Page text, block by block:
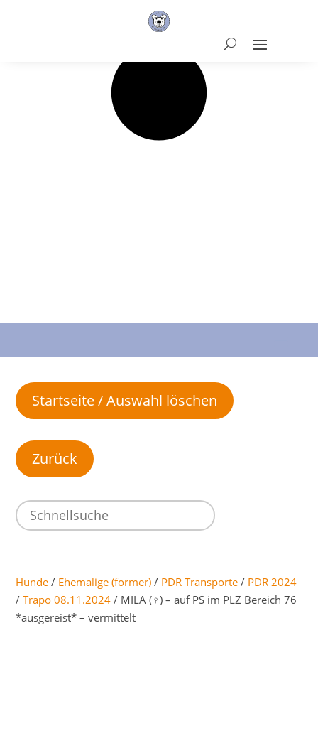
Startseite / Auswahl löschen
Hunde / Ehemalige (former) / PDR Transporte / PDR 2024
/Trapo 08.11.2024 / MILA (♀) – auf PS im PLZ Bereich 76
*ausgereist* – vermittelt